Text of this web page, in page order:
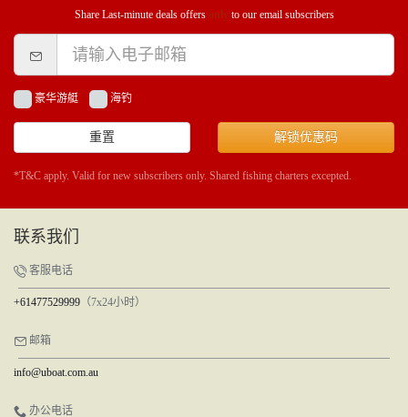
Share Last-minute deals offers only to our email subscribers
豪华游艇 海钓
重置 解锁优惠码
*T&C apply. Valid for new subscribers only. Shared fishing charters excepted.
联系我们
客服电话
+61477529999 （7x24小时）
邮箱
info@uboat.com.au
办公电话